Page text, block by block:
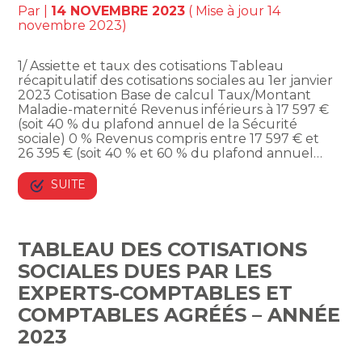
Par 14 NOVEMBRE 2023 ( Mise à jour 14
novembre 2023)
1/ Assiette et taux des cotisations Tableau
récapitulatif des cotisations sociales au 1er janvier
2023 Cotisation Base de calcul Taux/Montant
Maladie-maternité Revenus inférieurs à 17 597 €
(soit 40 % du plafond annuel de la Sécurité
sociale) 0 % Revenus compris entre 17 597 € et
26 395 € (soit 40 % et 60 % du plafond annuel…
SUITE
TABLEAU DES COTISATIONS
SOCIALES DUES PAR LES
EXPERTS-COMPTABLES ET
COMPTABLES AGRÉÉS – ANNÉE
2023